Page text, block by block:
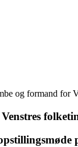
og formand for